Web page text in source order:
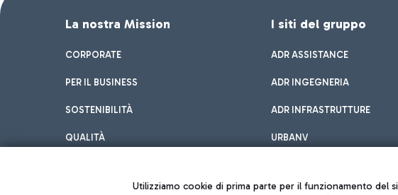
La nostra Mission
CORPORATE
PER IL BUSINESS
SOSTENIBILITÀ
QUALITÀ
I siti del gruppo
ADR ASSISTANCE
ADR INGEGNERIA
ADR INFRASTRUTTURE
URBANV
Utilizziamo cookie di prima parte per il funzionamento